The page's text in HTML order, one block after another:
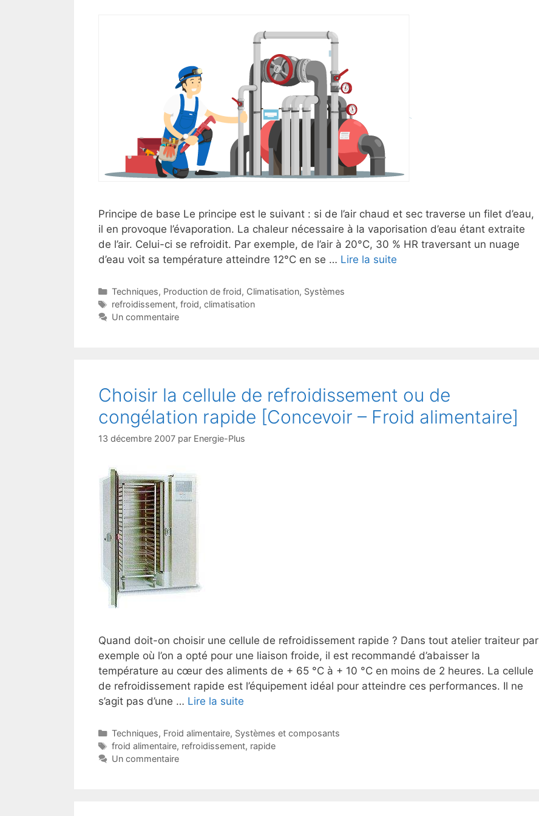
Principe de base Le principe est le suivant : si de l’air chaud et sec traverse un filet d’eau,
il en provoque l’évaporation. La chaleur nécessaire à la vaporisation d’eau étant extraite
de l’air. Celui-ci se refroidit. Par exemple, de l’air à 20°C, 30 % HR traversant un nuage
d’eau voit sa température atteindre 12°C en se … Lire la suite
Catégories
Techniques, Production de froid, Climatisation, Systèmes
Étiquettes
refroidissement, froid, climatisation
Un commentaire
Choisir la cellule de refroidissement ou de
congélation rapide [Concevoir – Froid alimentaire]
13 décembre 2007 par Energie-Plus
Quand doit-on choisir une cellule de refroidissement rapide ? Dans tout atelier traiteur par
exemple où l’on a opté pour une liaison froide, il est recommandé d’abaisser la
température au cœur des aliments de + 65 °C à + 10 °C en moins de 2 heures. La cellule
de refroidissement rapide est l’équipement idéal pour atteindre ces performances. Il ne
s’agit pas d’une … Lire la suite
Catégories
Techniques, Froid alimentaire, Systèmes et composants
Étiquettes
froid alimentaire, refroidissement, rapide
Un commentaire